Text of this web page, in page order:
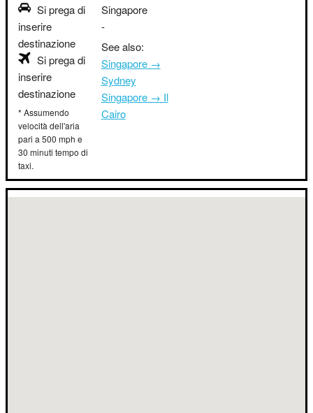
Si prega di
inserire
destinazione
Si prega di
inserire
destinazione
* Assumendo
velocità dell'aria
pari a 500 mph e
30 minuti tempo di
taxi.
Singapore
-
See also:
Singapore →
Sydney
Singapore → Il
Cairo